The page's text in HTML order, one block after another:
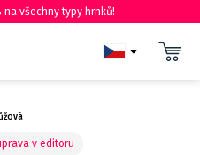
na všechny typy hrnků!